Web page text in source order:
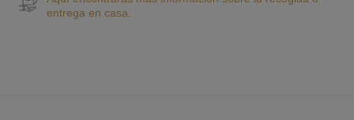
entrega en casa.